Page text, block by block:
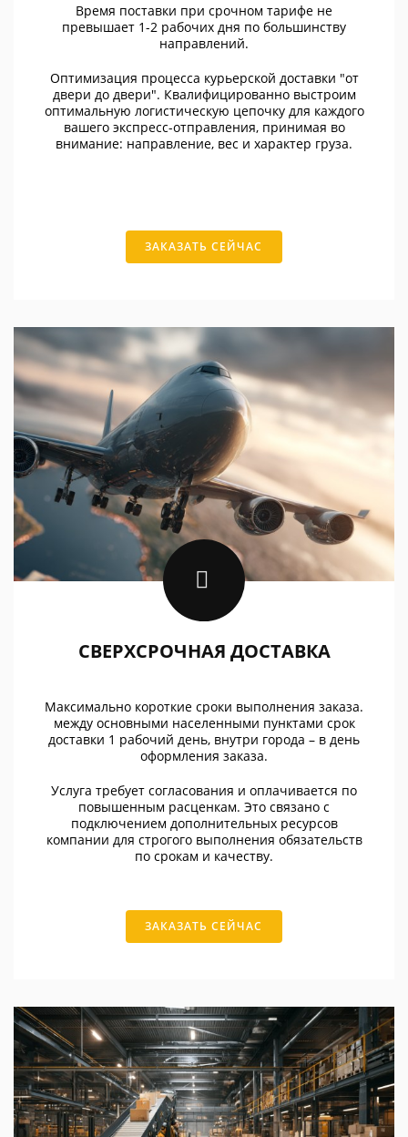
Время поставки при срочном тарифе не
превышает 1-2 рабочих дня по большинству
направлений.
Оптимизация процесса курьерской доставки "от
двери до двери". Квалифицированно выстроим
оптимальную логистическую цепочку для каждого
вашего экспресс-отправления, принимая во
внимание: направление, вес и характер груза.
ЗАКАЗАТЬ СЕЙЧАС
СВЕРХСРОЧНАЯ ДОСТАВКА
Максимально короткие сроки выполнения заказа.
между основными населенными пунктами срок
доставки 1 рабочий день, внутри города – в день
оформления заказа.
Услуга требует согласования и оплачивается по
повышенным расценкам. Это связано с
подключением дополнительных ресурсов
компании для строгого выполнения обязательств
по срокам и качеству.
ЗАКАЗАТЬ СЕЙЧАС